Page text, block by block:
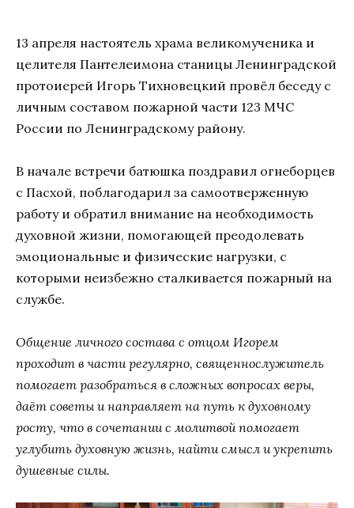
13 апреля настоятель храма великомученика и
целителя Пантелеимона станицы Ленинградской
протоиерей Игорь Тихновецкий провёл беседу с
личным составом пожарной части 123 МЧС
России по Ленинградскому району.
В начале встречи батюшка поздравил огнеборцев
с Пасхой, поблагодарил за самоотверженную
работу и обратил внимание на необходимость
духовной жизни, помогающей преодолевать
эмоциональные и физические нагрузки, с
которыми неизбежно сталкивается пожарный на
службе.
Общение личного состава с отцом Игорем
проходит в части регулярно, священнослужитель
помогает разобраться в сложных вопросах веры,
даёт советы и направляет на путь к духовному
росту, что в сочетании с молитвой помогает
углубить духовную жизнь, найти смысл и укрепить
душевные силы.